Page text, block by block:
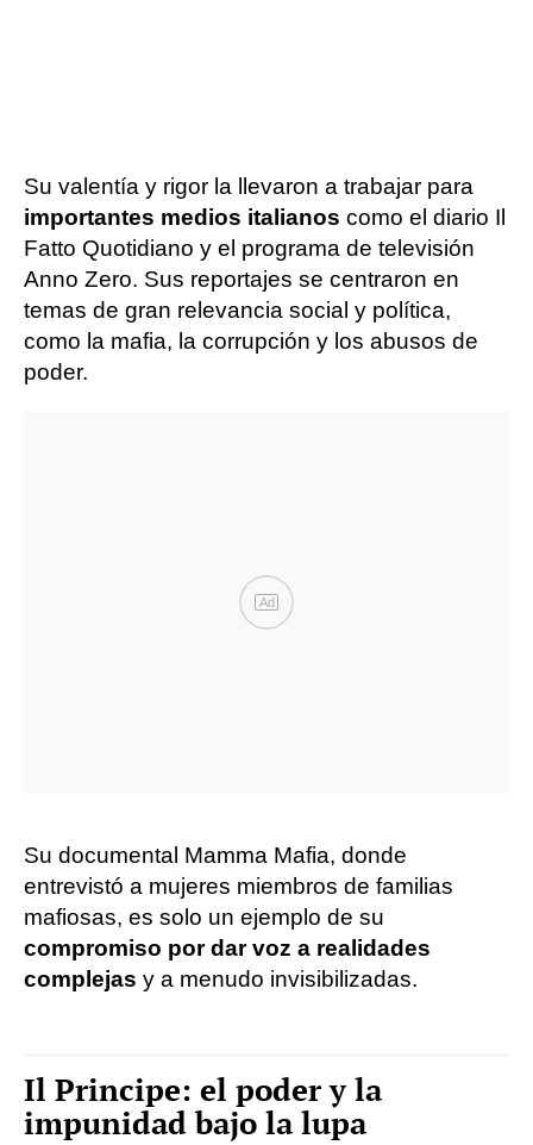
Su valentía y rigor la llevaron a trabajar para
importantes medios italianos como el diario Il
Fatto Quotidiano y el programa de televisión
Anno Zero. Sus reportajes se centraron en
temas de gran relevancia social y política,
como la mafia, la corrupción y los abusos de
poder.
Ad
Su documental Mamma Mafia, donde
entrevistó a mujeres miembros de familias
mafiosas, es solo un ejemplo de su
compromiso por dar voz a realidades
complejas y a menudo invisibilizadas.
Il Principe: el poder y la
impunidad bajo la lupa